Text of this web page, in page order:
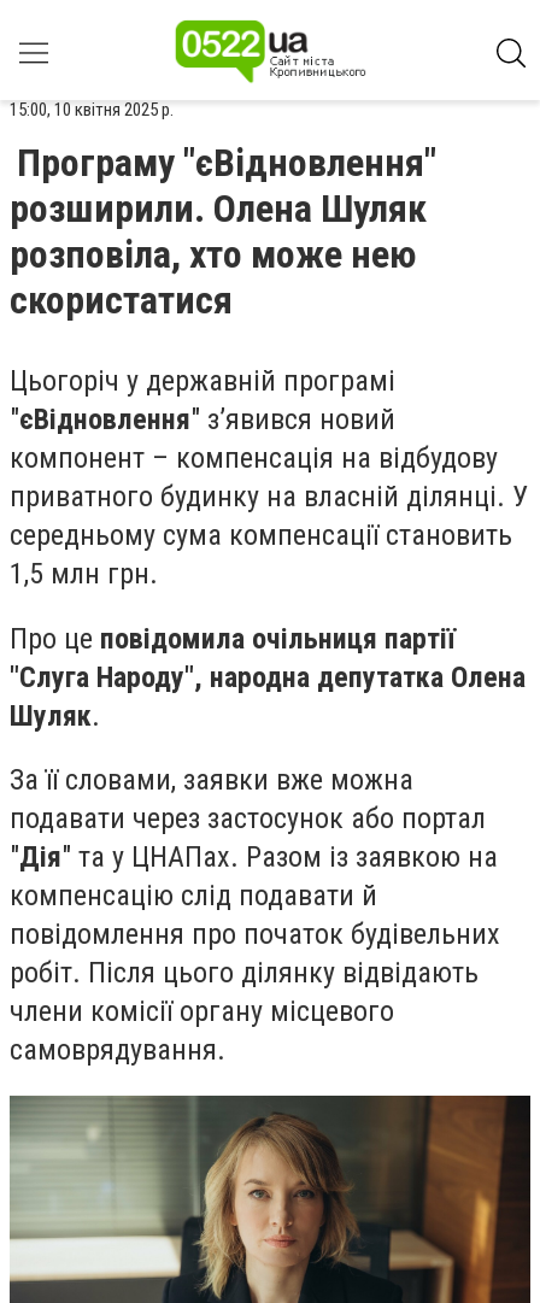
15:00, 10 квітня 2025 р.
Програму "єВідновлення"
розширили. Олена Шуляк
розповіла, хто може нею
скористатися
Цьогоріч у державній програмі
"єВідновлення" з’явився новий
компонент – компенсація на відбудову
приватного будинку на власній ділянці. У
середньому сума компенсації становить
1,5 млн грн.
Про це повідомила очільниця партії
"Слуга Народу", народна депутатка Олена
Шуляк.
За її словами, заявки вже можна
подавати через застосунок або портал
"Дія" та у ЦНАПах. Разом із заявкою на
компенсацію слід подавати й
повідомлення про початок будівельних
робіт. Після цього ділянку відвідають
члени комісії органу місцевого
самоврядування.